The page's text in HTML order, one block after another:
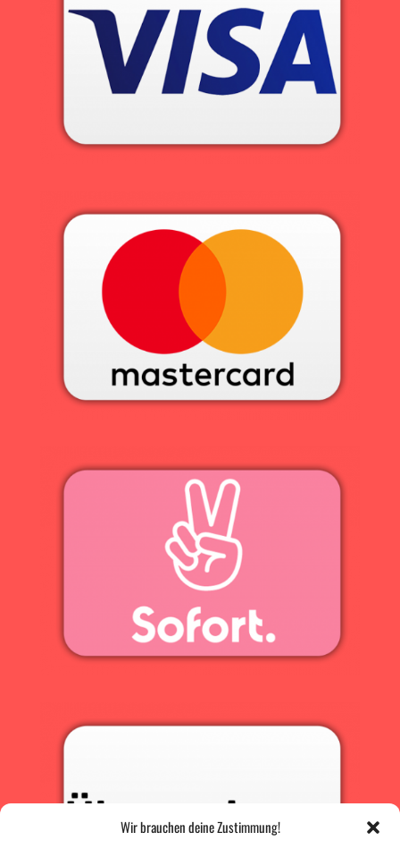
Wir brauchen deine Zustimmung!